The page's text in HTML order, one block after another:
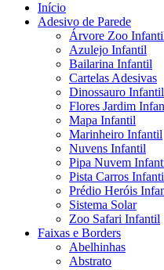
Início
Adesivo de Parede
Árvore Zoo
Azulejo Infantil
Bailarina Infantil
Cartelas Adesivas
Dinossauro Infantil
Flores Jardim
Mapa Infantil
Marinheiro Infantil
Nuvens Infantil
Pipa Nuvem
Pista Carros
Prédio Heróis
Sistema Solar
Zoo Safari Infantil
Faixas e Borders
Abelhinhas
Abstrato